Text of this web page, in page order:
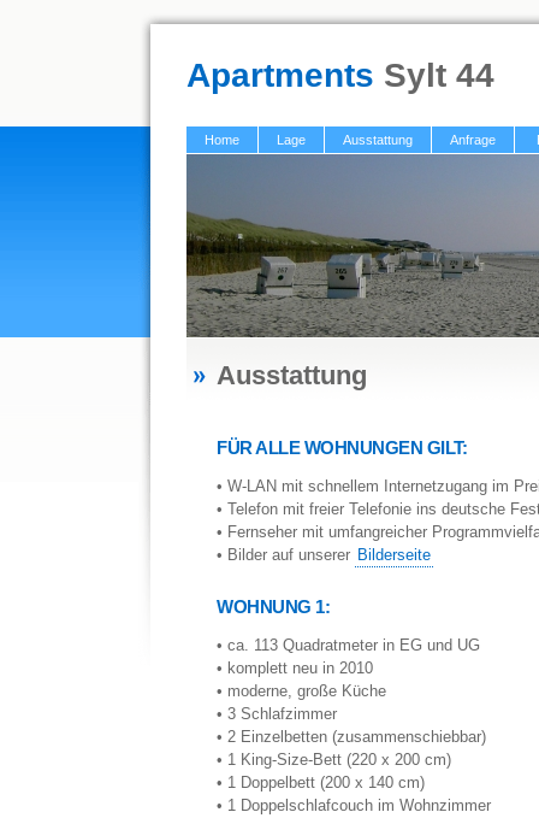
Apartments Sylt 44
Home Lage Ausstattung Anfrage
Ausstattung
FÜR ALLE WOHNUNGEN GILT:
• W-LAN mit schnellem Internetzugang im
• Telefon mit freier Telefonie ins deutsche
• Fernseher mit umfangreicher
• Bilder auf unserer Bilderseite
WOHNUNG 1:
• ca. 113 Quadratmeter in EG und UG
• komplett neu in 2010
• moderne, große Küche
• 3 Schlafzimmer
• 2 Einzelbetten (zusammenschiebbar)
• 1 King-Size-Bett (220 x 200 cm)
• 1 Doppelbett (200 x 140 cm)
• 1 Doppelschlafcouch im Wohnzimmer